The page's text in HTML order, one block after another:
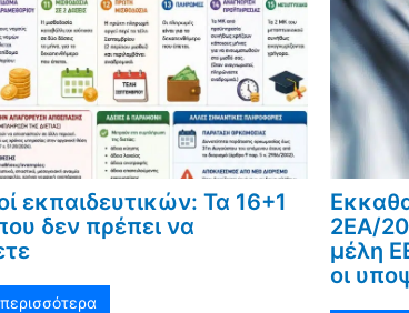
εκπαιδευτικών: Τα 16+1
δεν πρέπει να
2ΕΑ/
μέλη
οι